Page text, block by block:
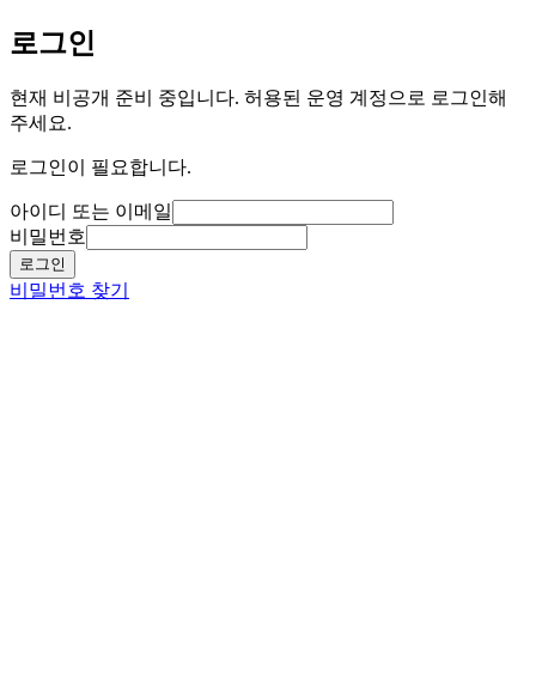
로그인
현재 비공개 준비 중입니다. 허용된 운영 계정으로 로그인해
주세요.
로그인이 필요합니다.
아이디 또는 이메일
비밀번호
로그인
비밀번호 찾기